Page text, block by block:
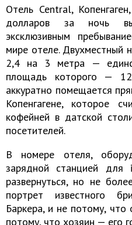
Отель Central,
долларов за ночь
эксклюзивным
мире отеле. Двухместный
2,4 на 3 метра —
площадь которого —
аккуратно помещается
Копенгагене, которое
кофейней в датской
посетителей.
В номере отеля,
зарядной станцией для
развернуться, но не
портрет известного
Баркера, и не потому, что
потому, что хозяин — его